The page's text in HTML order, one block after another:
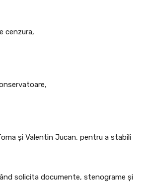
cenzura,
și Valentin Jucan, pentru a stabili
solicita documente, stenograme și